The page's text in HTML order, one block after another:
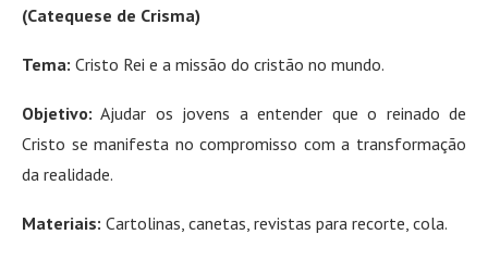
(Catequese de Crisma)
Tema: Cristo Rei e a missão do cristão no mundo.
Objetivo: Ajudar os jovens a entender que o reinado de
Cristo se manifesta no compromisso com a transformação
da realidade.
Materiais: Cartolinas, canetas, revistas para recorte, cola.